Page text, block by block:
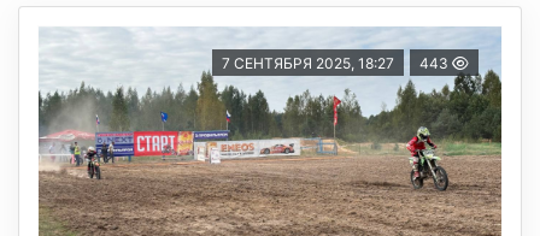
7 СЕНТЯБРЯ 2025, 18:27 443